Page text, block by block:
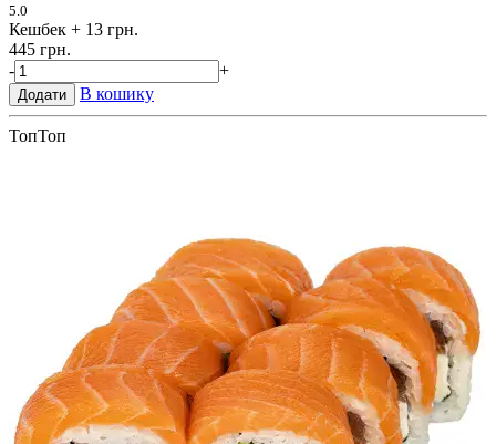
5.0
Кешбек + 13 грн.
445 грн.
-
+
Додати В кошику
ТопТоп